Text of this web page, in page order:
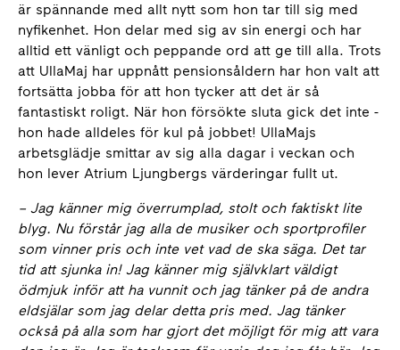
är spännande med allt nytt som hon tar till sig med
nyfikenhet. Hon delar med sig av sin energi och har
alltid ett vänligt och peppande ord att ge till alla. Trots
att UllaMaj har uppnått pensionsåldern har hon valt att
fortsätta jobba för att hon tycker att det är så
fantastiskt roligt. När hon försökte sluta gick det inte -
hon hade alldeles för kul på jobbet! UllaMajs
arbetsglädje smittar av sig alla dagar i veckan och
hon lever Atrium Ljungbergs värderingar fullt ut.
– Jag känner mig överrumplad, stolt och faktiskt lite
blyg. Nu förstår jag alla de musiker och sportprofiler
som vinner pris och inte vet vad de ska säga. Det tar
tid att sjunka in! Jag känner mig självklart väldigt
ödmjuk inför att ha vunnit och jag tänker på de andra
eldsjälar som jag delar detta pris med. Jag tänker
också på alla som har gjort det möjligt för mig att vara